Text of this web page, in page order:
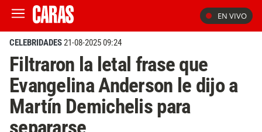
EN VIVO
CELEBRIDADES21-08-2025 09:24
Filtraron la letal frase que
Evangelina Anderson le dijo a
Martín Demichelis para